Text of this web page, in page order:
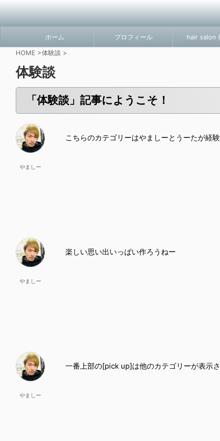
ホーム プロフィール
hair salon
HOME >体験談 >
体験談
「体験談」記事にようこそ！
やましー
こちらのカテゴリーはやましーとうーたが経
やましー
楽しい思い出いっぱい作ろうねー
やましー
一番上部の[pick up]は他のカテゴリーが表示